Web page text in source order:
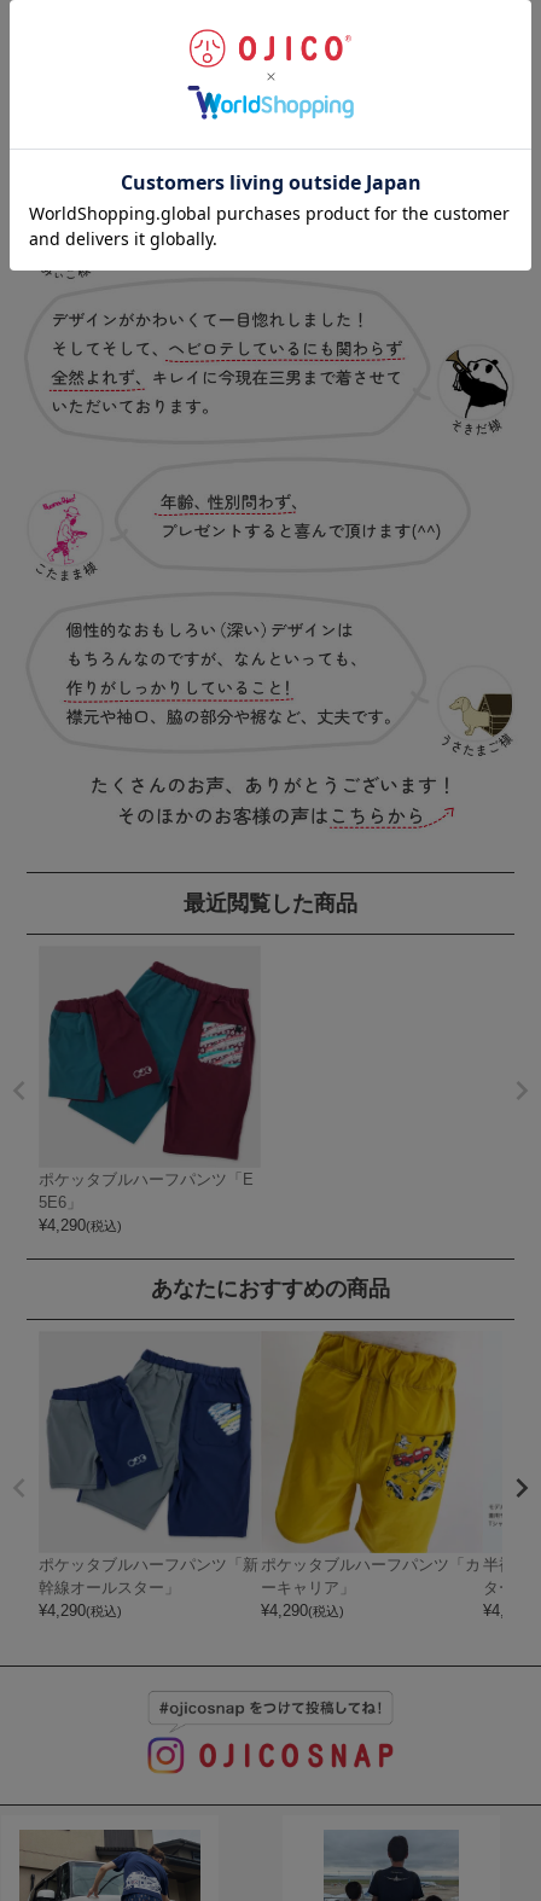
お客様の声
最近閲覧した商品
ポケッタブルハーフパンツ「E
5E6」
¥4,290(税込)
あなたにおすすめの商品
ポケッタブルハーフパンツ「新
幹線オールスター」
¥4,290(税込)
ポケッタブルハーフパンツ「カ
ーキャリア」
¥4,290(税込)
半袖T
ター」
¥4,070